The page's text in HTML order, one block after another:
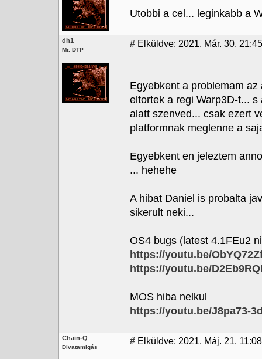
Utobbi a cel... leginkabb a
dh1
Mr. DTP
# Elküldve: 2021. Már. 30. 21:45
Egyebkent a problemam
eltortek a regi Warp3D-t...
alatt szenved... csak ezert
platformnak meglenne a
Egyebkent en jeleztem
... hehehe
A hibat Daniel is probalta
sikerult neki...
OS4 bugs (latest 4.1FEu2
https://youtu.be/
https://youtu.be/
MOS hiba nelkul
https://youtu.be/J8pa73-
Chain-Q
Divatamigás
# Elküldve: 2021. Máj. 21.